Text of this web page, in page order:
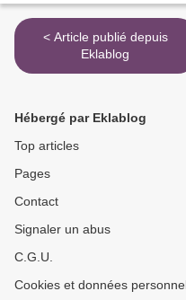
< Article publié depuis
Eklablog
Hébergé par Eklablog
Top articles
Pages
Contact
Signaler un abus
C.G.U.
Cookies et données